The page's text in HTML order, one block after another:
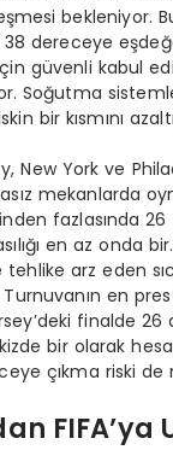
bekleniyor.
38 dereceye
güvenli kabul
Soğutma
bir kısmını
New York ve
mekanlarda
fazlasında 26
en az onda
tehlike arz eden
en
finalde 26
bir olarak
çıkma riski
FIFA’ya